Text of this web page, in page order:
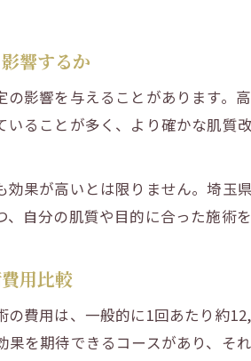
毛穴トラブル解消へ導
ハーブピーリング毛穴
埼玉で人気の毛穴向け
響するか
影響を与えることがあります
ることが多く、より確かな肌
効果が高いとは限りません。埼
自分の肌質や目的に合った施術
用比較
費用は、一般的に1回あたり約
を期待できるコースがあり、そ